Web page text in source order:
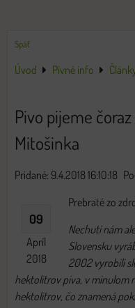
Späť
Úvod Pivné info
Pivo pijeme
Mitošinka
Pridané: 9.4.2018 16:10:18
09
Apríl
2018
Prebraté zo
Nechutí nám
Slovensku
2002 vyrobili
hektolitrov piva, v minulom
hektolitrov, čo znamená